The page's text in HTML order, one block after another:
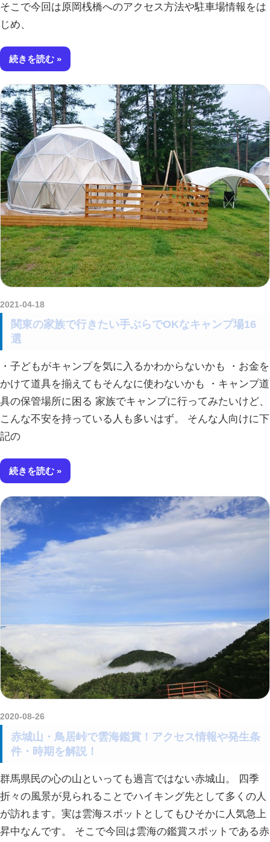
そこで今回は原岡桟橋へのアクセス方法や駐車場情報をは
じめ、
続きを読む
2021-04-18
関東の家族で行きたい手ぶらでOKなキャンプ場16
選
・子どもがキャンプを気に入るかわからないかも ・お金を
かけて道具を揃えてもそんなに使わないかも ・キャンプ道
具の保管場所に困る 家族でキャンプに行ってみたいけど、
こんな不安を持っている人も多いはず。 そんな人向けに下
記の
続きを読む
2020-08-26
赤城山・鳥居峠で雲海鑑賞！アクセス情報や発生条
件・時期を解説！
群馬県民の心の山といっても過言ではない赤城山。 四季
折々の風景が見られることでハイキング先として多くの人
が訪れます。実は雲海スポットとしてもひそかに人気急上
昇中なんです。 そこで今回は雲海の鑑賞スポットである赤